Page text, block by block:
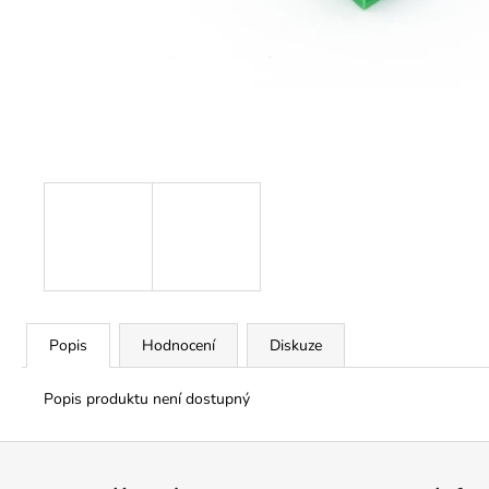
Popis Hodnocení Diskuze
Popis produktu není dostupný